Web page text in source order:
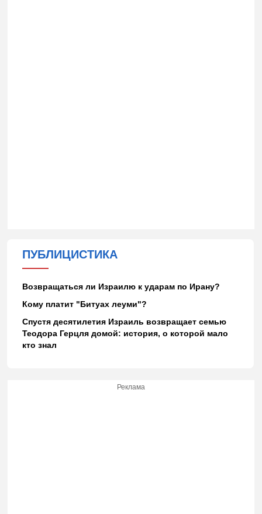
ПУБЛИЦИСТИКА
Возвращаться ли Израилю к ударам по Ирану?
Кому платит "Битуах леуми"?
Спустя десятилетия Израиль возвращает семью
Теодора Герцля домой: история, о которой мало
кто знал
Реклама